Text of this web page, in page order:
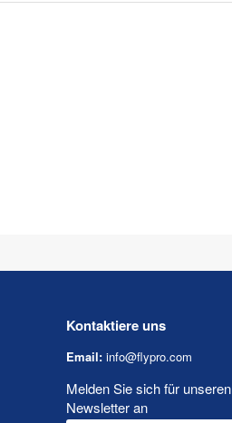
Kontaktiere uns
Email: info@flypro.com
Melden Sie sich für unseren
Newsletter an